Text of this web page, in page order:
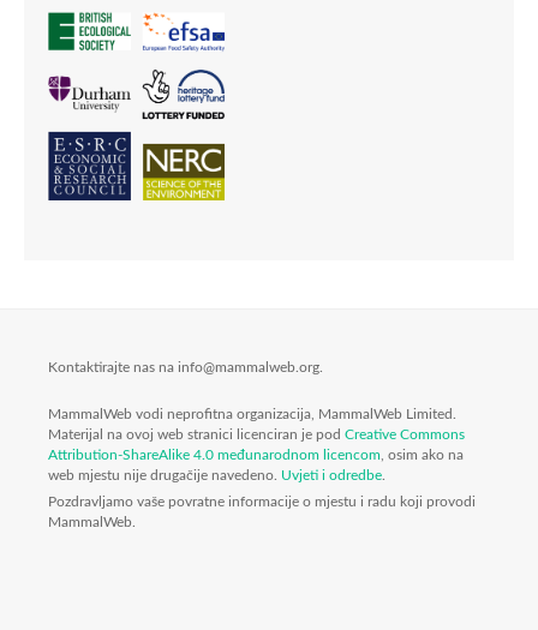
Kontaktirajte nas na info@mammalweb.org.
MammalWeb vodi neprofitna organizacija, MammalWeb Limited.
Materijal na ovoj web stranici licenciran je pod Creative Commons
Attribution-ShareAlike 4.0 međunarodnom licencom , osim ako na
web mjestu nije drugačije navedeno. Uvjeti i odredbe
Pozdravljamo vaše povratne informacije o mjestu i radu koji provodi
MammalWeb.